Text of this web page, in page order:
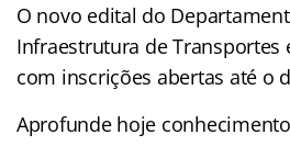
O novo edital do
Infraestrutura de Transportes
com inscrições abertas até o
Aprofunde hoje